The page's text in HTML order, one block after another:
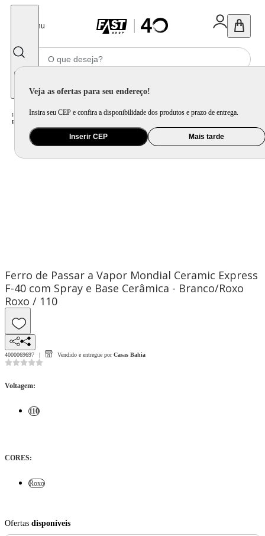
Menu
Veja as ofertas para seu endereço!
Insira seu CEP e confira a disponibilidade dos produtos e prazo de entrega.
Inserir CEP Mais tarde
Home Eletroportátil / Equipamento de Limpeza / Ferro de Passar /
Ferro de Passar a Vapor Mondial Ceramic Express F-40 com Spray e Base Cerâmica - Branco/Roxo
Ferro de Passar a Vapor Mondial Ceramic Express
F-40 com Spray e Base Cerâmica - Branco/Roxo
Roxo / 110
4000069697 Vendido e entregue por Casas Bahia
Voltagem:
110
CORES:
Roxo
Ofertas disponíveis